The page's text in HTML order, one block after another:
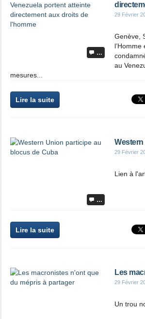
…
29 Février
Genève,
au
mesures...
Lire la suite
…
29 Février
Lien à
Lire la suite
Les
29 Février
Un trou